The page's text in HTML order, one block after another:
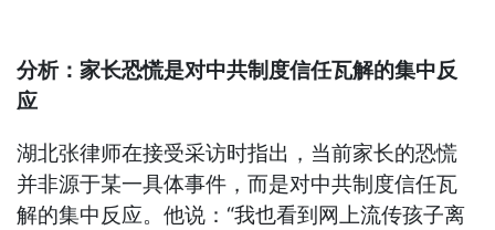
分析：家长恐慌是对中共制度信任瓦解的集中反
应
湖北张律师在接受采访时指出，当前家长的恐慌
并非源于某一具体事件，而是对中共制度信任瓦
解的集中反应。他说：“我也看到网上流传孩子离